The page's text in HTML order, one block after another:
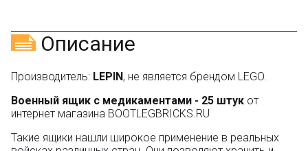
Описание
Производитель: LEPIN, не является брендом LEGO.
Военный ящик с медикаментами - 25 штук от
интернет магазина BOOTLEGBRICKS.RU
Такие ящики нашли широкое применение в реальных